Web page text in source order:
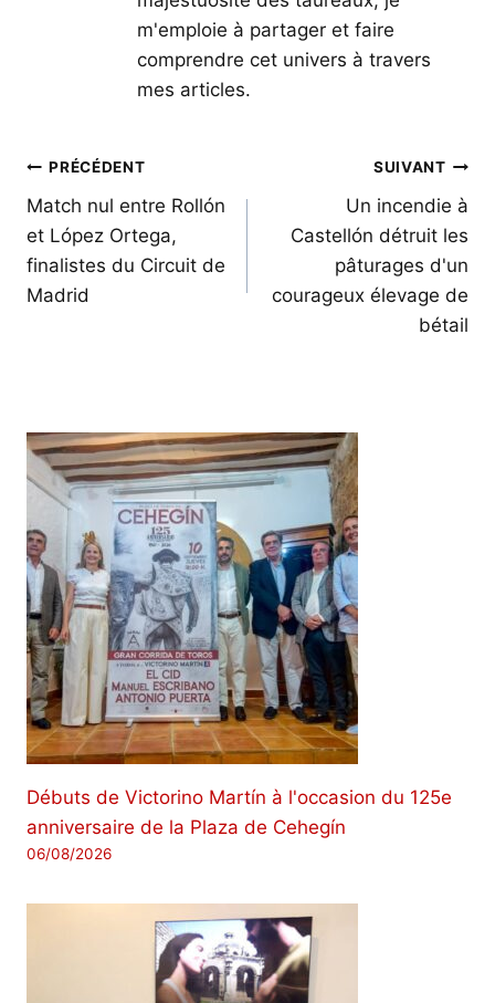
m'emploie à partager et faire
comprendre cet univers à travers
mes articles.
Navigation
de
l’article
PRÉCÉDENT
Match nul entre Rollón
et López Ortega,
finalistes du Circuit de
Madrid
SUIVANT
Un incendie à
Castellón détruit les
pâturages d'un
courageux élevage de
bétail
Débuts de Victorino Martín à l'occasion du 125e
anniversaire de la Plaza de Cehegín
06/08/2026